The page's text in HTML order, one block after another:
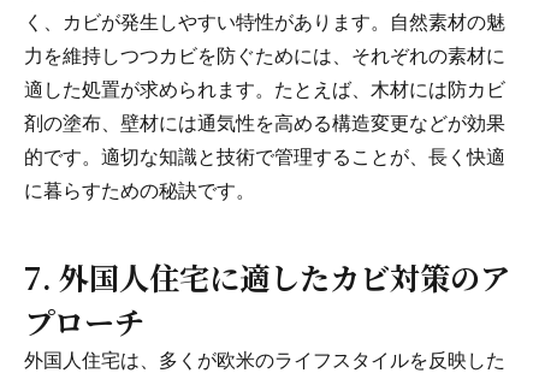
く、カビが発生しやすい特性があります。自然素材の魅
力を維持しつつカビを防ぐためには、それぞれの素材に
適した処置が求められます。たとえば、木材には防カビ
剤の塗布、壁材には通気性を高める構造変更などが効果
的です。適切な知識と技術で管理することが、長く快適
に暮らすための秘訣です。
7. 外国人住宅に適したカビ対策のア
プローチ
外国人住宅は、多くが欧米のライフスタイルを反映した